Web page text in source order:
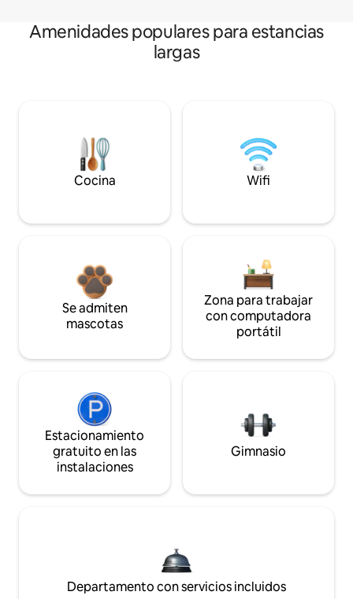
Amenidades populares para estancias
largas
Cocina Wifi
Se admiten
mascotas
Zona para trabajar
con computadora
portátil
Estacionamiento
gratuito en las
instalaciones
Gimnasio
Departamento con servicios incluidos